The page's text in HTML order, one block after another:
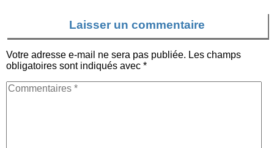
Laisser un commentaire
Votre adresse e-mail ne sera pas publiée. Les champs
obligatoires sont indiqués avec *